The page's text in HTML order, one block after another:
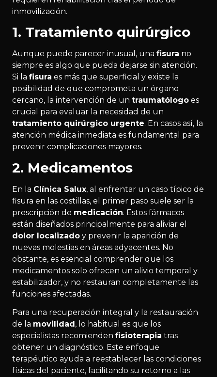
inmovilización.
1. Tratamiento quirúrgico
Aunque puede parecer inusual, una fisura no
siempre es algo que pueda dejarse sin atención.
Si la fisura es más que superficial y existe la
posibilidad de que comprometa un órgano
cercano, la intervención de un traumatólogo es
crucial para evaluar la necesidad de un
tratamiento quirúrgico urgente. En casos así, la
atención médica inmediata es fundamental para
prevenir complicaciones mayores.
2. Medicamentos
En la Clínica Salux, al enfrentar un caso típico de
fisura en las costillas, el primer paso suele ser la
prescripción de medicación. Estos fármacos
están diseñados principalmente para aliviar el
dolor localizado y prevenir la aparición de
nuevas molestias en áreas adyacentes. No
obstante, es esencial comprender que los
medicamentos solo ofrecen un alivio temporal y
estabilizador, y no restauran completamente las
funciones afectadas.
Para una recuperación integral y la restauración
de la movilidad, lo habitual es que los
especialistas recomienden fisioterapia tras
obtener un diagnóstico. Este enfoque
terapéutico ayuda a reestablecer las condiciones
físicas del paciente, facilitando su retorno a las